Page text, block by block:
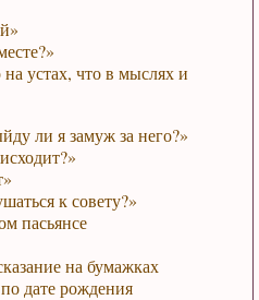
на устах, что в мыслях и
ли я замуж за него?»
к совету?»
пасьянсе
на бумажках
дате рождения